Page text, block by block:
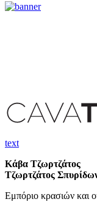
text
Κάβα Τζωρτζάτος
Τζωρτζάτος
Εμπόριο κρασιών και